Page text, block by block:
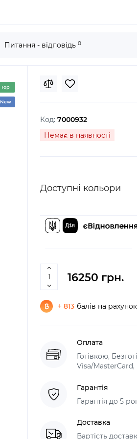
Питання - відповідь 0
Top
New
Код: 7000932
Немає в наявності
Доступні кольори
16250 грн.
+ 813 балів на рахунок
Оплата
Готівкою,
Visa/
Гарантія
Гарантія до 5
Доставка
Вартість